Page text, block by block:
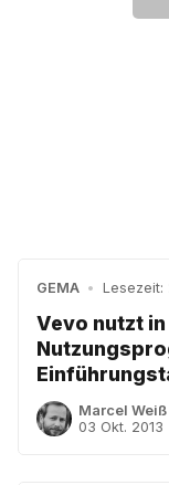
GEMA • Lesezeit:
Vevo nutzt
Marcel Weiß
03 Okt. 2013